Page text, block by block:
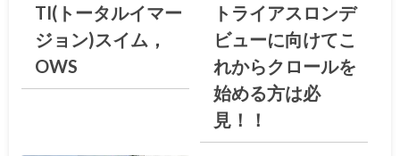
TI(トータルイマー
ジョン)スイム，
OWS
トライアスロンデ
ビューに向けてこ
れからクロールを
始める方は必
見！！